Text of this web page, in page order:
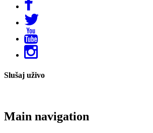
Slušaj uživo
Main navigation